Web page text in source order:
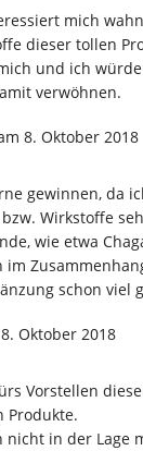
mich
dieser tollen
und ich
verwöhnen.
8. Oktober 2018
gewinnen, da
Wirkstoffe
wie etwa
im
schon viel
Oktober 2018
Vorstellen
Produkte.
nicht in der Lage